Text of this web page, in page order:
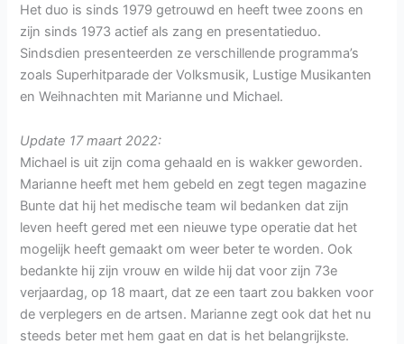
Het duo is sinds 1979 getrouwd en heeft twee zoons en
zijn sinds 1973 actief als zang en presentatieduo.
Sindsdien presenteerden ze verschillende programma’s
zoals Superhitparade der Volksmusik, Lustige Musikanten
en Weihnachten mit Marianne und Michael.
Update 17 maart 2022:
Michael is uit zijn coma gehaald en is wakker geworden.
Marianne heeft met hem gebeld en zegt tegen magazine
Bunte dat hij het medische team wil bedanken dat zijn
leven heeft gered met een nieuwe type operatie dat het
mogelijk heeft gemaakt om weer beter te worden. Ook
bedankte hij zijn vrouw en wilde hij dat voor zijn 73e
verjaardag, op 18 maart, dat ze een taart zou bakken voor
de verplegers en de artsen. Marianne zegt ook dat het nu
steeds beter met hem gaat en dat is het belangrijkste.